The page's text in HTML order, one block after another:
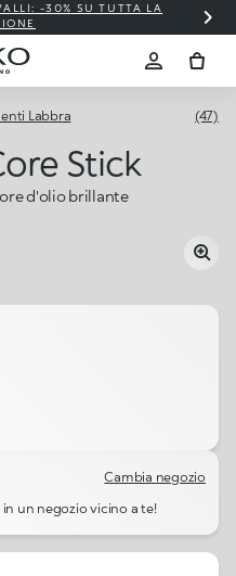
-30% SU TUTTA LA
Labbra (47)
Stick
d'olio brillante
Cambia negozio
un negozio vicino a te!